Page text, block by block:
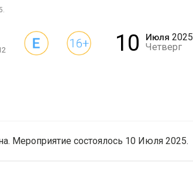
10 Июля 2025
Четверг
Мероприятие состоялось 10 Июля 2025.